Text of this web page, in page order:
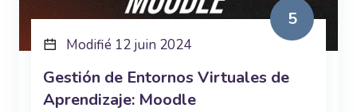
Modifié 12 juin 2024
Gestión de Entornos Virtuales de
Aprendizaje: Moodle
5